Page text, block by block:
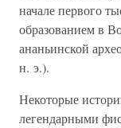
начале первого
образованием в
ананьинской
н. э.).
Некоторые
легендарными